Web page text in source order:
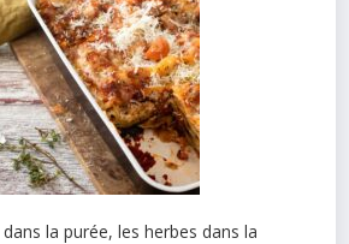
la purée, les herbes dans la